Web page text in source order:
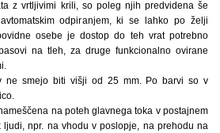
z vrtljivimi krili, so poleg njih predvidena še
odpiranjem, ki se lahko po želji
osebe je dostop do teh vrat potrebno
na tleh, za druge funkcionalno ovirane
ne smejo biti višji od 25 mm. Po barvi so v
na poteh glavnega toka v postajnem
npr. na vhodu v poslopje, na prehodu na